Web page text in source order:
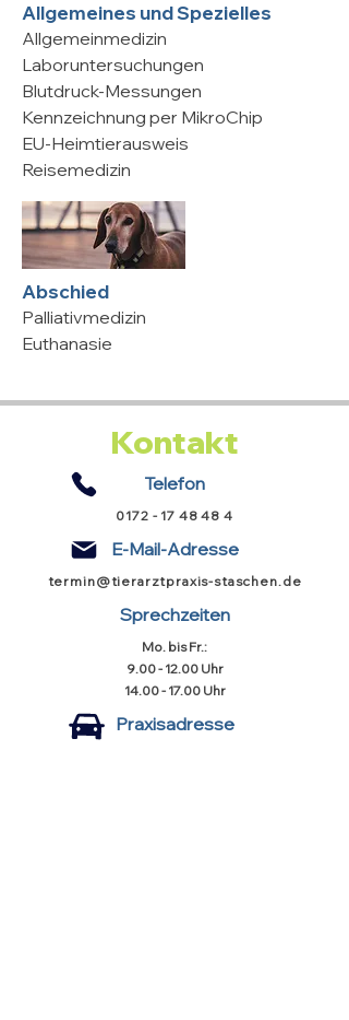
Allgemeines und Spezielles
Allgemeinmedizin
​Laboruntersuchungen
Blutdruck-Messungen
Kennzeichnung per MikroChip
EU-Heimtierausweis
Reisemedizin
Abschied
Palliativmedizin
Euthanasie
Kontakt
Telefon
0172 - 17 48 48 4
E-Mail-Adresse
termin@tierarztpraxis-staschen.de
Sprechzeiten
Mo. bis Fr.:
9.00 - 12.00Uhr
14.00 - 17.00Uhr
Praxisadresse